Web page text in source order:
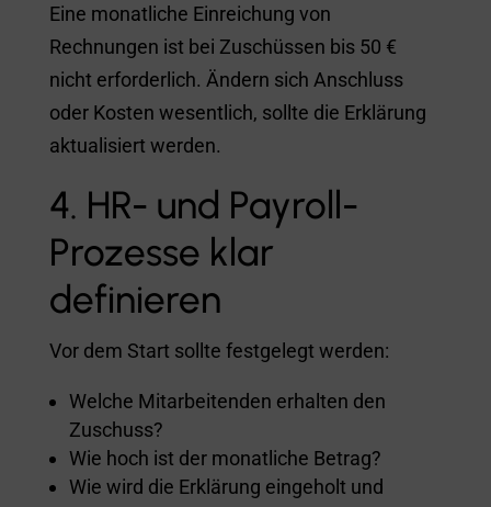
Eine monatliche Einreichung von
Rechnungen ist bei Zuschüssen bis 50 €
nicht erforderlich. Ändern sich Anschluss
oder Kosten wesentlich, sollte die Erklärung
aktualisiert werden.
4. HR- und Payroll-
Prozesse klar
definieren
Vor dem Start sollte festgelegt werden:
Welche Mitarbeitenden erhalten den
Zuschuss?
Wie hoch ist der monatliche Betrag?
Wie wird die Erklärung eingeholt und